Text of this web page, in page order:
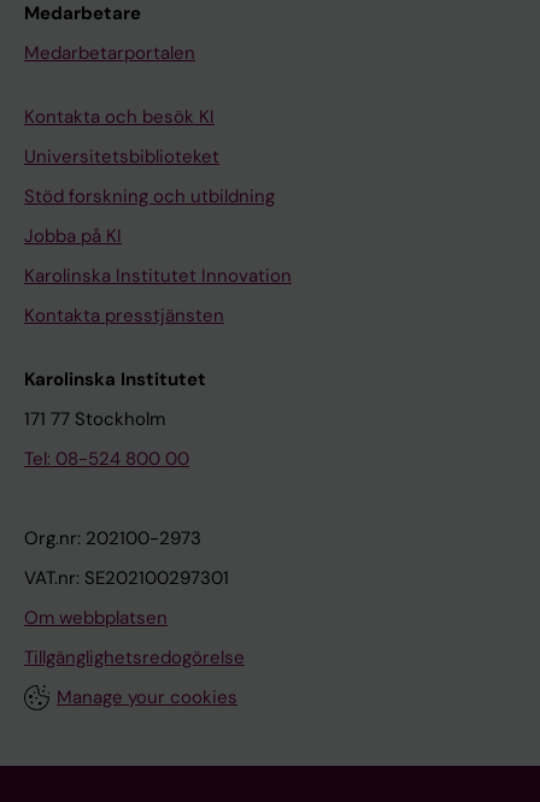
Medarbetare
Medarbetarportalen
Kontakta och besök KI
Universitetsbiblioteket
Stöd forskning och utbildning
Jobba på KI
Karolinska Institutet Innovation
Kontakta presstjänsten
Karolinska Institutet
171 77 Stockholm
Tel: 08-524 800 00
Org.nr: 202100-2973
VAT.nr: SE202100297301
Om webbplatsen
Tillgänglighetsredogörelse
Manage your cookies